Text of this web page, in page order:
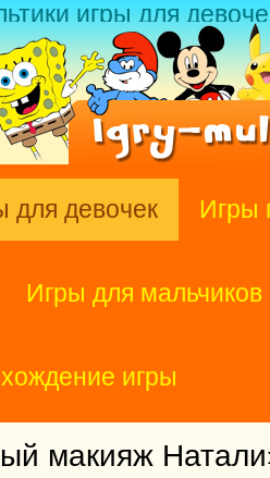
игры для
для девочек Игры
Игры для мальчиков
игры
макияж